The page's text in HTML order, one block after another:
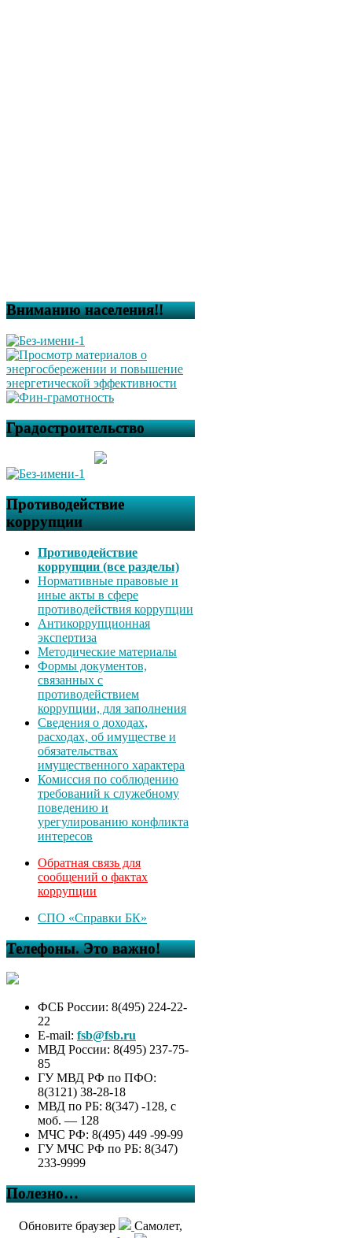
Вниманию населения!!
Градостроительство
Противодействие
коррупции
Противодействие
коррупции (все разделы)
Нормативные правовые и
иные акты в сфере
противодействия коррупции
Антикоррупционная
экспертиза
Методические материалы
Формы документов,
связанных с
противодействием
коррупции, для заполнения
Сведения о доходах,
расходах, об имуществе и
обязательствах
имущественного характера
Комиссия по соблюдению
требований к служебному
поведению и
урегулированию конфликта
интересов
Обратная связь для
сообщений о фактах
коррупции
СПО «Справки БК»
Телефоны. Это важно!
ФСБ России: 8(495) 224-22-
22
E-mail: fsb@fsb.ru
МВД России: 8(495) 237-75-
85
ГУ МВД РФ по ПФО:
8(3121) 38-28-18
МВД по РБ: 8(347) -128, с
моб. — 128
МЧС РФ: 8(495) 449 -99-99
ГУ МЧС РФ по РБ: 8(347)
233-9999
Полезно…
Обновите браузер
Самолет,